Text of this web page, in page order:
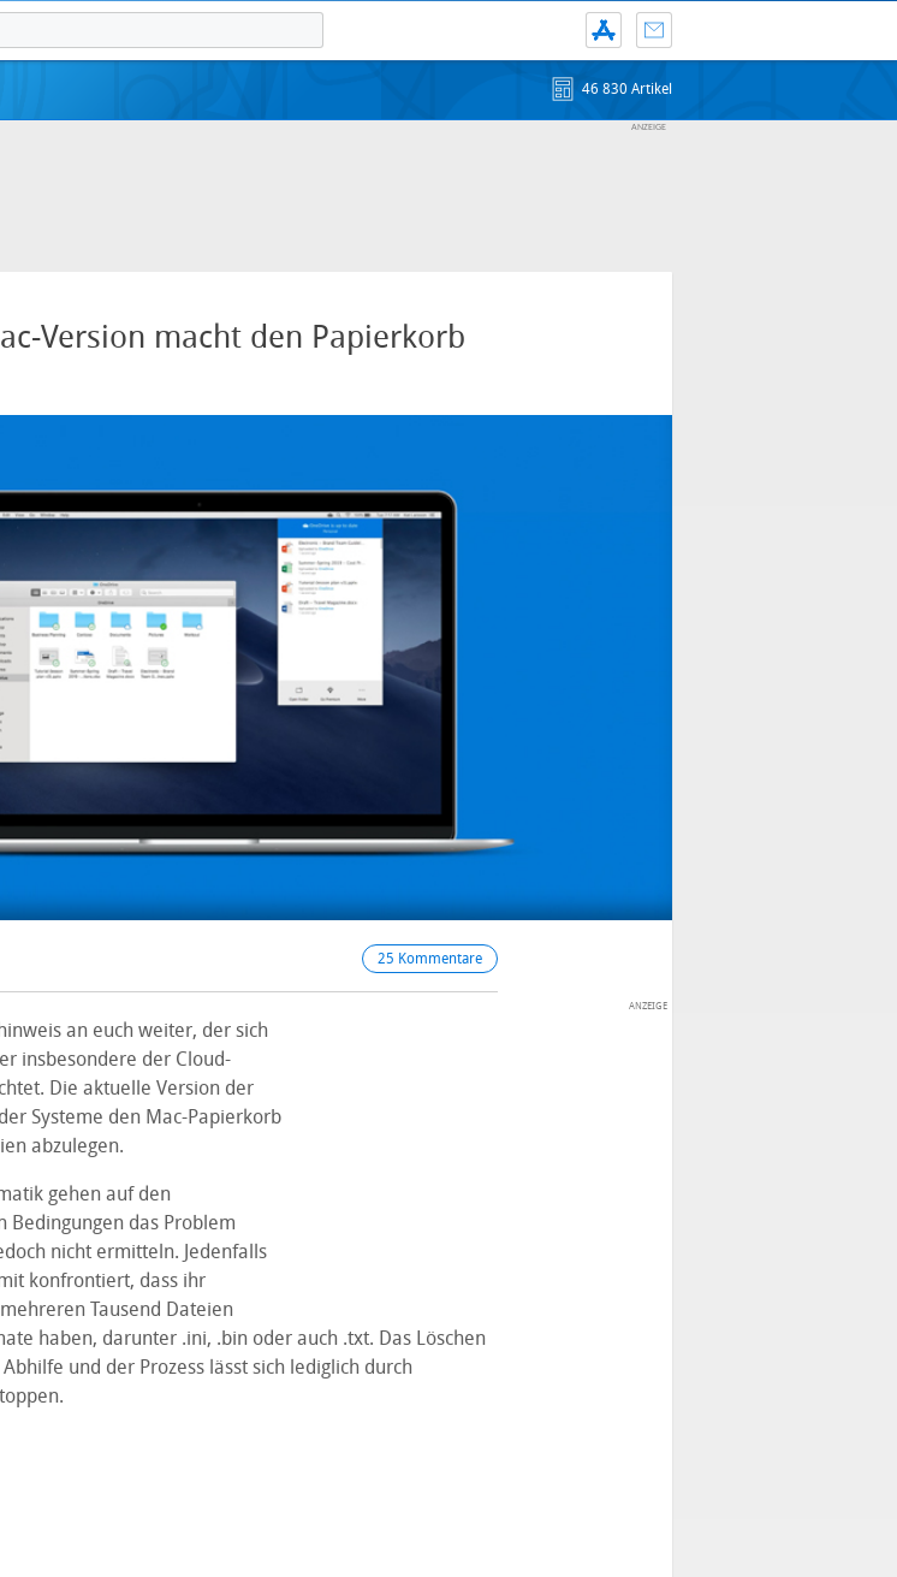
46 830 Artikel
Version macht den Papierkorb
25 Kommentare
an euch weiter, der sich
insbesondere der Cloud-
Die aktuelle Version der
Systeme den Mac-Papierkorb
abzulegen.
gehen auf den
Bedingungen das Problem
nicht ermitteln. Jedenfalls
konfrontiert, dass ihr
Tausend Dateien
haben, darunter .ini, .bin oder auch .txt. Das Löschen
und der Prozess lässt sich lediglich durch